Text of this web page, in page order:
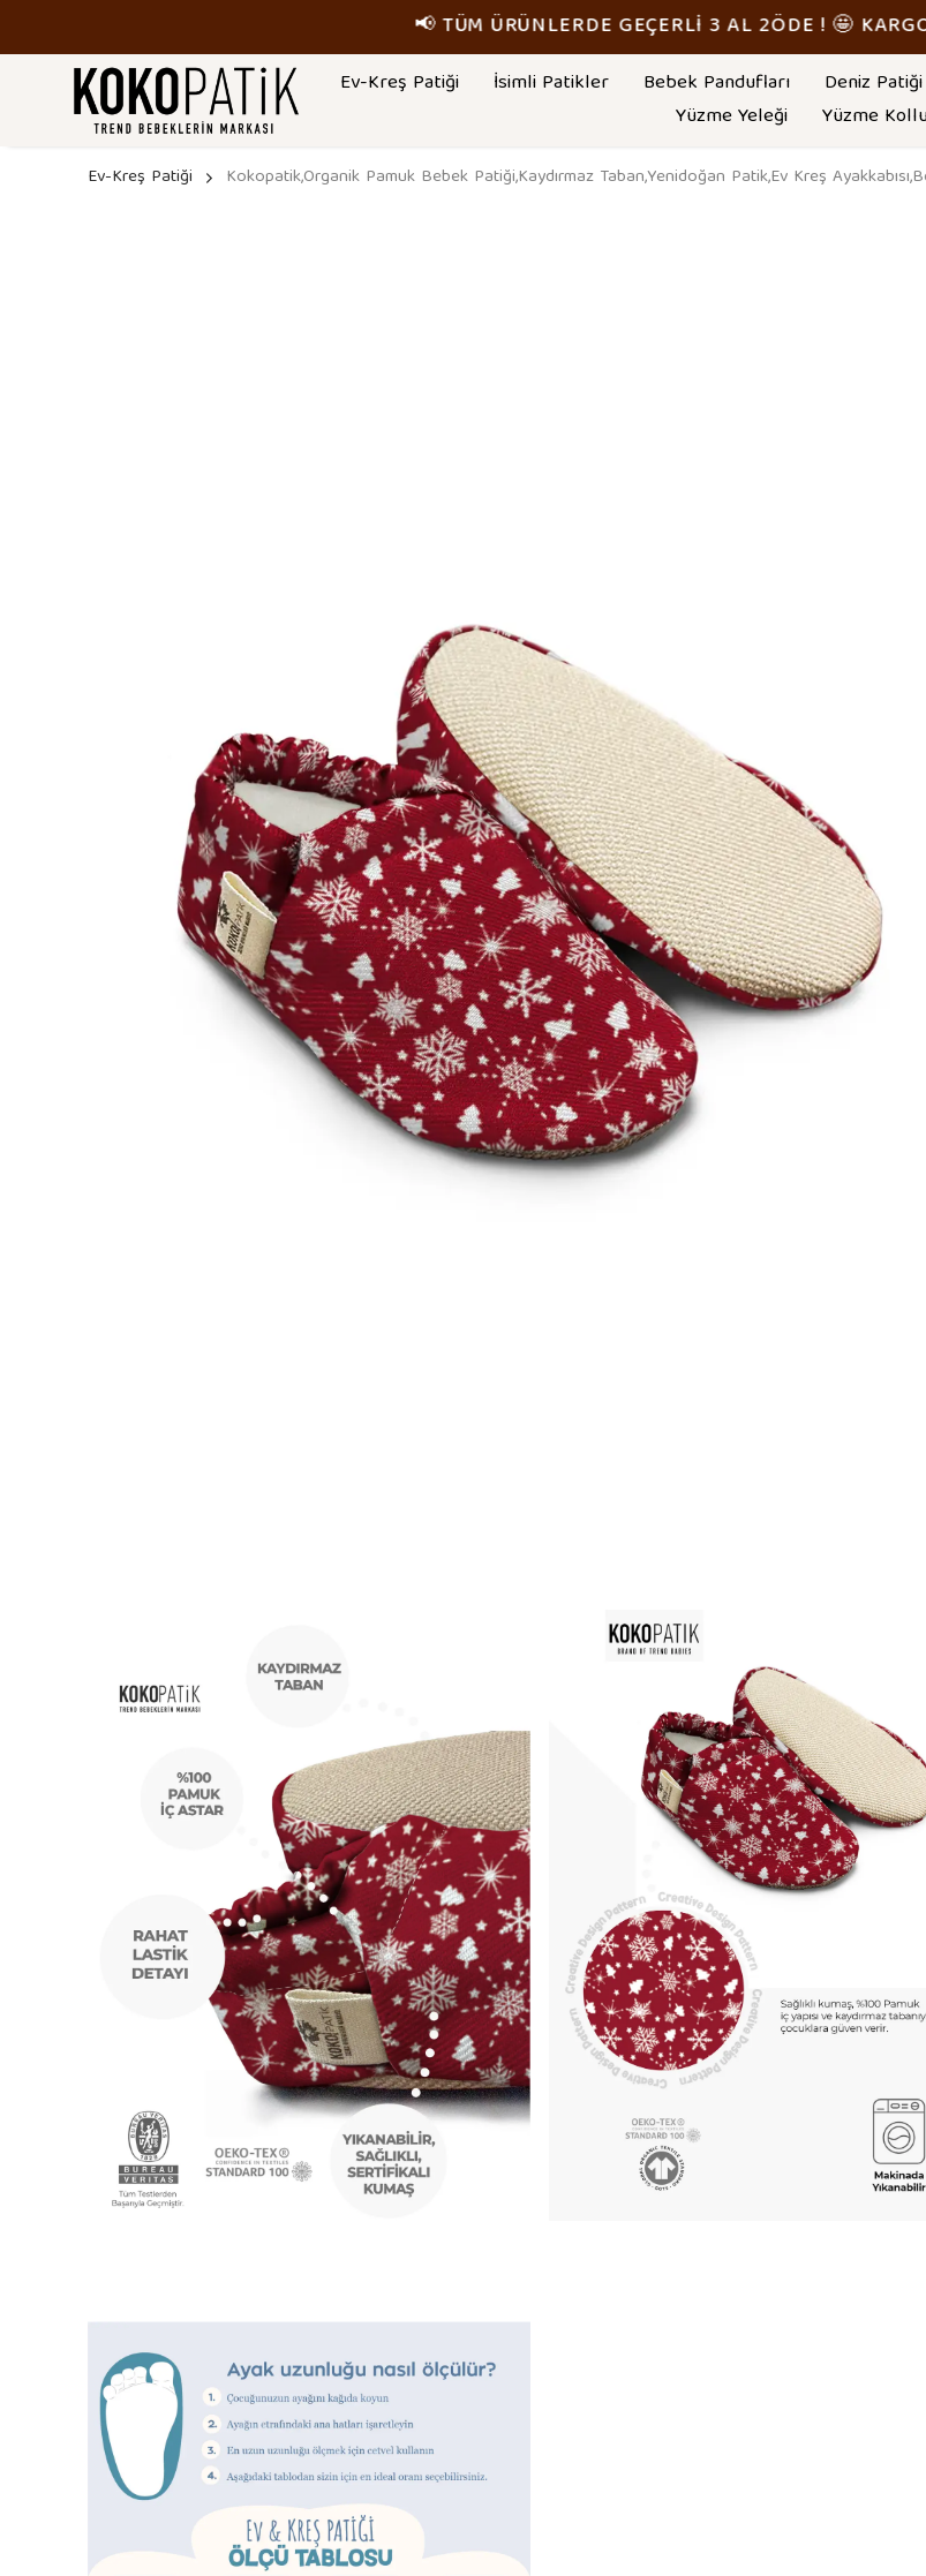
📢 TÜM ÜRÜNLERDE GEÇERLİ 3 AL 2ÖDE ! 🤩
Ev-Kreş Patiği İsimli Patikler Bebek Pandufları Deniz Patiği
Yüzme Yeleği
Yüzme
Ev-Kreş Patiği Kokopatik,Organik Pamuk Bebek Patiği,Kaydırmaz Taban,Yenidoğan Patik,Ev Kreş